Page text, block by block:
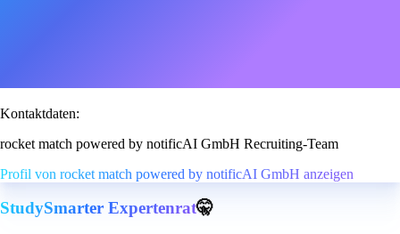
Kontaktdaten:
rocket match powered by notificAI GmbH Recruiting-Team
Profil von rocket match powered by notificAI GmbH anzeigen
StudySmarter Expertenrat🤫